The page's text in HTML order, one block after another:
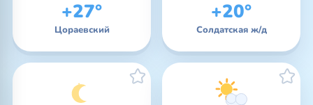
+27°
Цораевский
+20°
Солдатская ж/д